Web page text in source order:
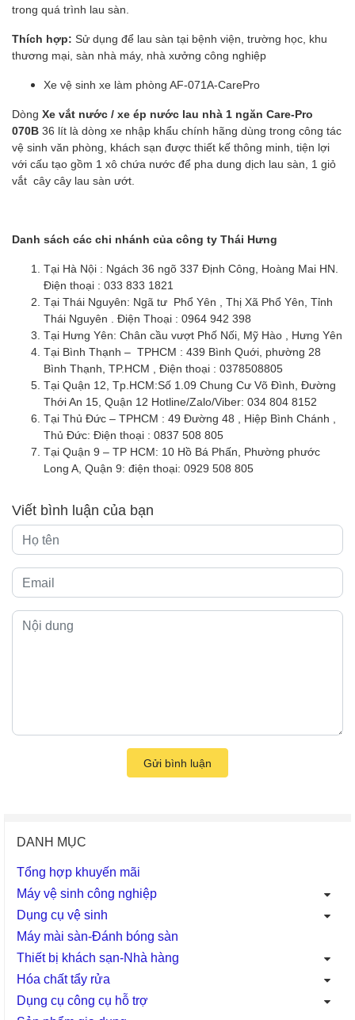
trong quá trình lau sàn.
Thích hợp: Sử dụng để lau sàn tại bệnh viện, trường học, khu
thương mại, sàn nhà máy, nhà xưởng công nghiệp
Xe vệ sinh xe làm phòng AF-071A-CarePro
Dòng Xe vắt nước / xe ép nước lau nhà 1 ngăn Care-Pro
070B 36 lít là dòng xe nhập khẩu chính hãng dùng trong công tác
vệ sinh văn phòng, khách sạn được thiết kế thông minh, tiện lợi
với cấu tạo gồm 1 xô chứa nước để pha dung dịch lau sàn, 1 giỏ
vắt cây cây lau sàn ướt.
Danh sách các chi nhánh của công ty Thái Hưng
Tại Hà Nội : Ngách 36 ngõ 337 Định Công, Hoàng Mai HN.
Điện thoại : 033 833 1821
Tại Thái Nguyên: Ngã tư Phổ Yên , Thị Xã Phổ Yên, Tỉnh
Thái Nguyên . Điện Thoại : 0964 942 398
Tại Hưng Yên: Chân cầu vượt Phố Nối, Mỹ Hào , Hưng Yên
Tại Bình Thạnh – TPHCM : 439 Bình Quới, phường 28
Bình Thạnh, TP.HCM , Điện thoại : 0378508805
Tại Quận 12, Tp.HCM:Số 1.09 Chung Cư Võ Đình, Đường
Thới An 15, Quận 12 Hotline/Zalo/Viber: 034 804 8152
Tại Thủ Đức – TPHCM : 49 Đường 48 , Hiệp Bình Chánh ,
Thủ Đức: Điện thoại : 0837 508 805
Tại Quận 9 – TP HCM: 10 Hồ Bá Phấn, Phường phước
Long A, Quận 9: điện thoại: 0929 508 805
Viết bình luận của bạn
Gửi bình luận
DANH MỤC
Tổng hợp khuyến mãi
Máy vệ sinh công nghiệp
Dụng cụ vệ sinh
Máy mài sàn-Đánh bóng sàn
Thiết bị khách sạn-Nhà hàng
Hóa chất tẩy rửa
Dụng cụ công cụ hỗ trợ